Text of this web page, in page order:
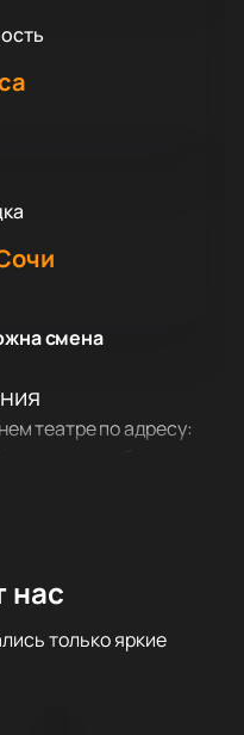
смена
театре по адресу:
Григоровича.
на событиях
до нашей эры.
рабов во главе
нас
только яркие